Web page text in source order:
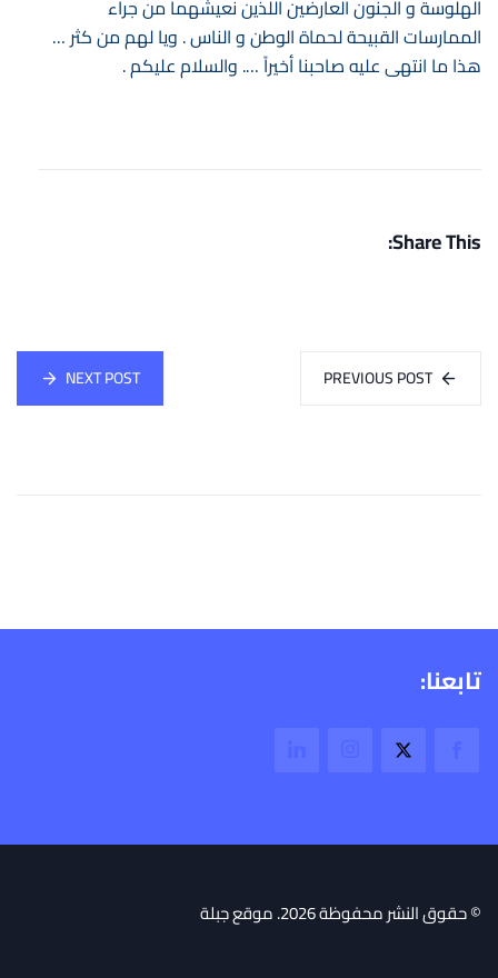
الهلوسة و الجنون العارضين اللذين نعيشهما من جراء
الممارسات القبيحة لحماة الوطن و الناس . ويا لهم من كثر …
هذا ما انتهى عليه صاحبنا أخيراً …. والسلام عليكم .
Share This:
PREVIOUS POST
NEXT POST
تابعنا:
© حقوق النشر محفوظة 2026. موقع جبلة